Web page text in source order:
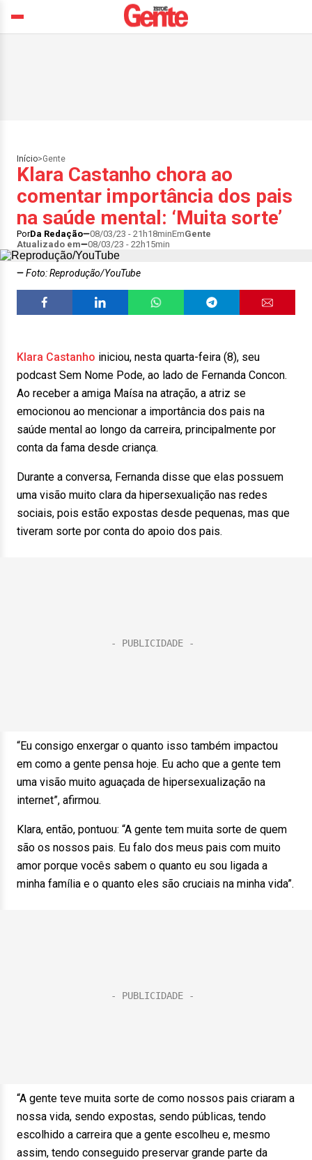
Início>Gente
Klara Castanho chora ao
comentar importância dos pais
na saúde mental: ‘Muita sorte’
PorDa Redação 08/03/23 - 21h18minEmGente
Atualizado em
08/03/23 - 22h15min
Foto: Reprodução/YouTube
Klara Castanho iniciou, nesta quarta-feira (8), seu
podcast Sem Nome Pode, ao lado de Fernanda Concon.
Ao receber a amiga Maísa na atração, a atriz se
emocionou ao mencionar a importância dos pais na
saúde mental ao longo da carreira, principalmente por
conta da fama desde criança.
Durante a conversa, Fernanda disse que elas possuem
uma visão muito clara da hipersexualição nas redes
sociais, pois estão expostas desde pequenas, mas que
tiveram sorte por conta do apoio dos pais.
“Eu consigo enxergar o quanto isso também impactou
em como a gente pensa hoje. Eu acho que a gente tem
uma visão muito aguaçada de hipersexualização na
internet”, afirmou.
Klara, então, pontuou: “A gente tem muita sorte de quem
são os nossos pais. Eu falo dos meus pais com muito
amor porque vocês sabem o quanto eu sou ligada a
minha família e o quanto eles são cruciais na minha vida”.
“A gente teve muita sorte de como nossos pais criaram a
nossa vida, sendo expostas, sendo públicas, tendo
escolhido a carreira que a gente escolheu e, mesmo
assim, tendo conseguido preservar grande parte da